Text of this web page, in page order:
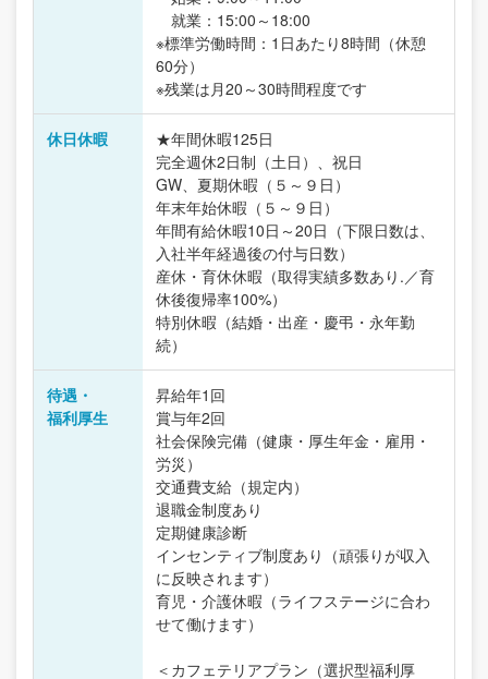
就業：15:00～18:00
※標準労働時間：1日あたり8時間（休憩
60分）
※残業は月20～30時間程度です
休日休暇
★年間休暇125日
完全週休2日制（土日）、祝日
GW、夏期休暇（５～９日）
年末年始休暇（５～９日）
年間有給休暇10日～20日（下限日数は、
入社半年経過後の付与日数）
産休・育休休暇（取得実績多数あり.／育
休後復帰率100%）
特別休暇（結婚・出産・慶弔・永年勤
続）
待遇・
福利厚生
昇給年1回
賞与年2回
社会保険完備（健康・厚生年金・雇用・
労災）
交通費支給（規定内）
退職金制度あり
定期健康診断
インセンティブ制度あり（頑張りが収入
に反映されます）
育児・介護休暇（ライフステージに合わ
せて働けます）
＜カフェテリアプラン（選択型福利厚